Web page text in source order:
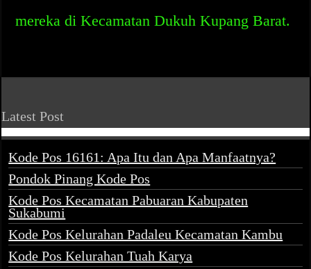
mereka di Kecamatan Dukuh Kupang Barat.
Latest Post
Kode Pos 16161: Apa Itu dan Apa Manfaatnya?
Pondok Pinang Kode Pos
Kode Pos Kecamatan Pabuaran Kabupaten
Sukabumi
Kode Pos Kelurahan Padaleu Kecamatan Kambu
Kode Pos Kelurahan Tuah Karya